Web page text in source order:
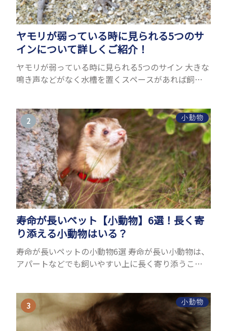
ヤモリが弱っている時に見られる5つのサ
インについて詳しくご紹介！
ヤモリが弱っている時に見られる5つのサイン 大きな
鳴き声などがなく水槽を置くスペースがあれば飼う
でしょうか...
小動物
寿命が長いペット【小動物】6選！長く寄
り添える小動物はいる？
寿命が長いペットの小動物6選 寿命が長い小動物は、
アパートなどでも飼いやすい上に長く寄り添うこと
育のポイ...
小動物